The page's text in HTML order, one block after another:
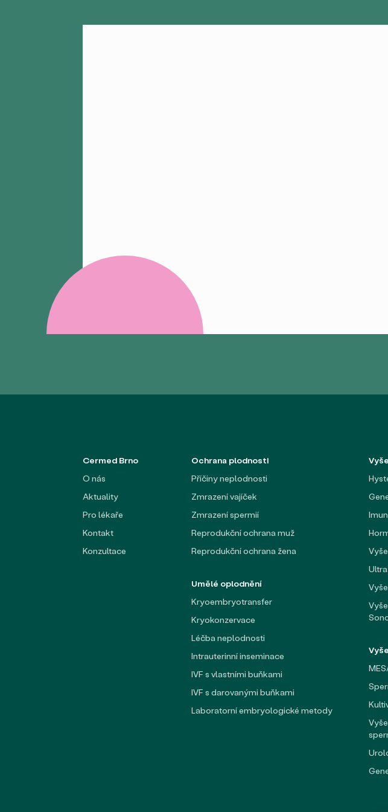
Cermed Brno
O nás
Aktuality
Pro lékaře
Kontakt
Konzultace
Ochrana plodnosti
Příčiny neplodnosti
Zmrazení vajíček
Zmrazení spermií
Reprodukční ochrana muž
Reprodukční ochrana žena
Umělé oplodnění
Kryoembryotransfer
Kryokonzervace
Léčba neplodnosti
Intrauterinní inseminace
IVF s vlastními buňkami
IVF s darovanými buňkami
Laboratorní embryologické metody